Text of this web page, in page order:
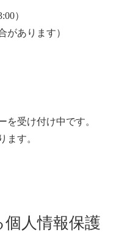
）
があります）
を受け付け中です。
ます。
人情報保護